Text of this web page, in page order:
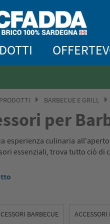
OFFERTE
PRODOTTI BARBECUE E GRILL
per
esperienza culinaria
essenziali, trova tutto ciò
BARBECUE